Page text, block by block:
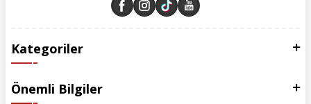
Kategoriler
Önemli Bilgiler